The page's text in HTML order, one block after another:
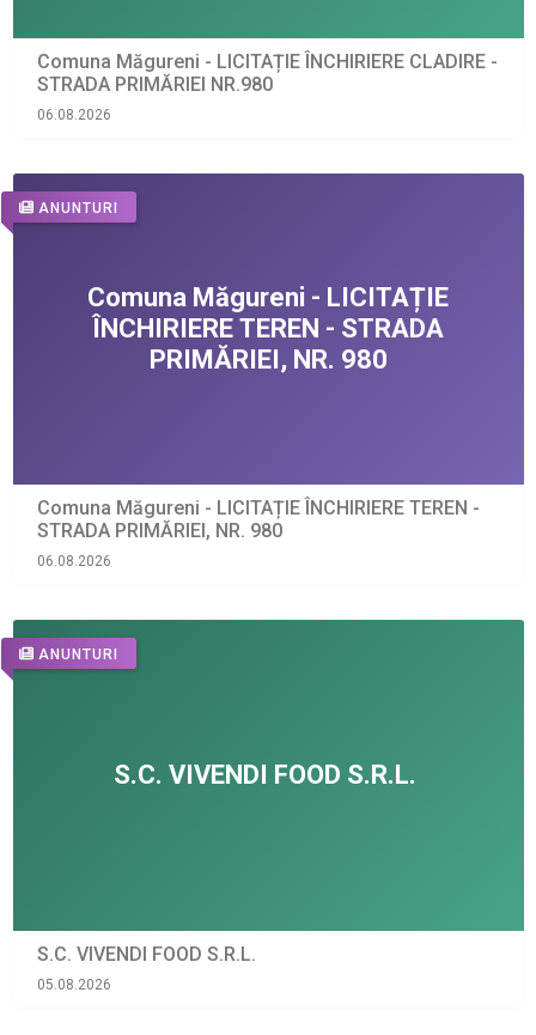
Comuna Măgureni - LICITAȚIE ÎNCHIRIERE CLADIRE -
STRADA PRIMĂRIEI NR.980
06.08.2026
ANUNTURI
Comuna Măgureni - LICITAȚIE ÎNCHIRIERE TEREN -
STRADA PRIMĂRIEI, NR. 980
06.08.2026
ANUNTURI
S.C. VIVENDI FOOD S.R.L.
05.08.2026